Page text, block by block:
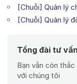
[Chuỗi] Quản lý
[Chuỗi] Quản lý
Tổng đài tư vấn
Bạn vẫn còn
với chúng tôi